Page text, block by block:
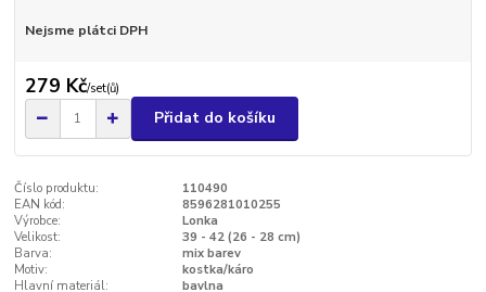
Nejsme plátci DPH
279 Kč/set(ů)
Přidat do košíku
Číslo produktu:
110490
EAN kód:
8596281010255
Výrobce:
Lonka
Velikost:
39 - 42 (26 - 28 cm)
Barva:
mix barev
Motiv:
kostka/káro
Hlavní materiál:
bavlna